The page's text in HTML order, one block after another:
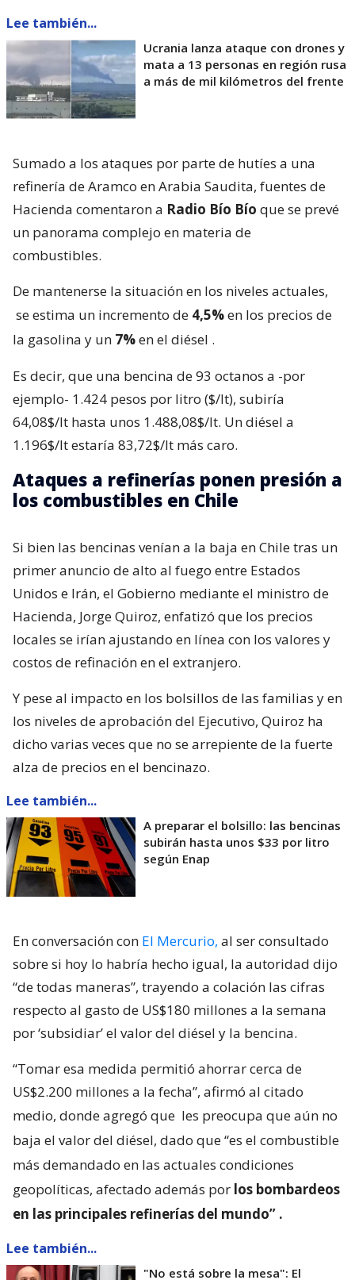
Lee también...
Ucrania lanza ataque con drones y
mata a 13 personas en región rusa
a más de mil kilómetros del frente
Sumado a los ataques por parte de hutíes a una
refinería de Aramco en Arabia Saudita, fuentes de
Hacienda comentaron a Radio Bío Bío que se prevé
un panorama complejo en materia de
combustibles.
De mantenerse la situación en los niveles actuales,
se estima un incremento de 4,5%en los precios de
la gasolina y un 7%en el diésel .
Es decir, que una bencina de 93 octanos a -por
ejemplo- 1.424 pesos por litro ($/lt), subiría
64,08$/lt hasta unos 1.488,08$/lt. Un diésel a
1.196$/lt estaría 83,72$/lt más caro.
Ataques a refinerías ponen presión a
los combustibles en Chile
Si bien las bencinas venían a la baja en Chile tras un
primer anuncio de alto al fuego entre Estados
Unidos e Irán, el Gobierno mediante el ministro de
Hacienda, Jorge Quiroz, enfatizó que los precios
locales se irían ajustando en línea con los valores y
costos de refinación en el extranjero.
Y pese al impacto en los bolsillos de las familias y en
los niveles de aprobación del Ejecutivo, Quiroz ha
dicho varias veces que no se arrepiente de la fuerte
alza de precios en el bencinazo.
Lee también...
A preparar el bolsillo: las bencinas
subirán hasta unos $33 por litro
según Enap
En conversación con El Mercurio, al ser consultado
sobre si hoy lo habría hecho igual, la autoridad dijo
“de todas maneras”, trayendo a colación las cifras
respecto al gasto de US$180 millones a la semana
por ‘subsidiar’ el valor del diésel y la bencina.
“Tomar esa medida permitió ahorrar cerca de
US$2.200 millones a la fecha”, afirmó al citado
medio, donde agregó que les preocupa que aún no
baja el valor del diésel, dado que “es el combustible
más demandado en las actuales condiciones
geopolíticas, afectado además por los bombardeos
en las principales refinerías del mundo” .
Lee también...
"No está sobre la mesa": El